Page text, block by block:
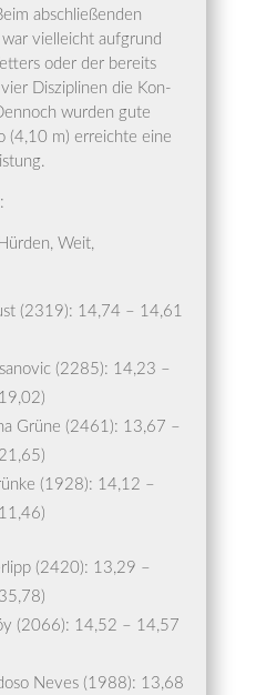
abschlie­ßen­den
viel­leicht auf­grund
oder der bereits
Dis­zi­pli­nen die Kon­
wur­den gute
(4,10 m) erreich­te eine
Weit,
(2319): 14,74 – 14,61
(2285): 14,23 –
Grü­ne (2461): 13,67 –
(1928): 14,12 –
(2420): 13,29 –
(2066): 14,52 – 14,57
Neves (1988): 13,68